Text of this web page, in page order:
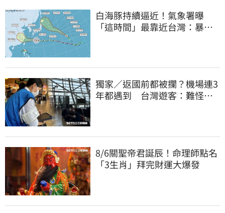
白海豚持續逼近！氣象署曝
「這時間」最靠近台灣：暴風
獨家／返國前都被攔？機場連3
年都遇到 台灣遊客：難怪日
8/6關聖帝君誕辰！命理師點名
「3生肖」拜完財運大爆發